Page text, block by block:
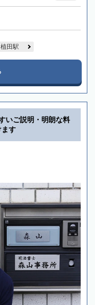
植田駅
いご説明・明朗な料
ます